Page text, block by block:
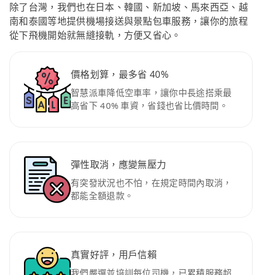
除了台灣，我們也在日本、韓國、新加坡、馬來西亞、越
南和泰國等地提供機場接送與景點包車服務，讓你的旅程
從下飛機開始就無縫接軌，方便又省心。
價格划算，最多省 40%
智慧派車降低空車率，讓你中長途搭乘最
高省下 40% 車資，省錢也省比價時間。
彈性取消，應變無壓力
有突發狀況也不怕，在規定時間內取消，
都能全額退款。
真實好評，用戶信賴